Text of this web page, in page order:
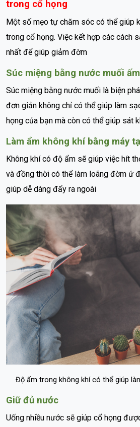
trong cổ họng
Một số mẹo tự chăm sóc có thể giúp
trong cổ họng. Việc kết hợp các cách
nhất để giúp giảm đờm
Súc miệng bằng nước muối ấm
Súc miệng bằng nước muối là biện
đơn giản không chỉ có thể giúp làm
họng của bạn mà còn có thể giúp sát
Làm ẩm không khí bằng máy
Không khí có độ ẩm sẽ giúp việc hít
và đồng thời có thể làm loãng đờm ứ
giúp dễ dàng đẩy ra ngoài
Độ ẩm trong không khí có thể giúp
Giữ đủ nước
Uống nhiều nước sẽ giúp cổ họng